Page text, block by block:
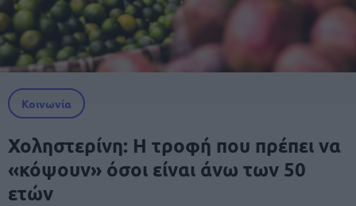
Κοινωνία
Χοληστερίνη: H τροφή που πρέπει να
«κόψουν» όσοι είναι άνω των 50
ετών